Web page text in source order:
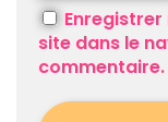
site dans le
commentaire.